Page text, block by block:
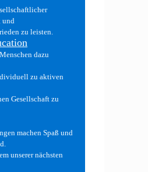
und
zu leisten.
dazu
zu aktiven
Gesellschaft zu
machen Spaß und
unserer nächsten